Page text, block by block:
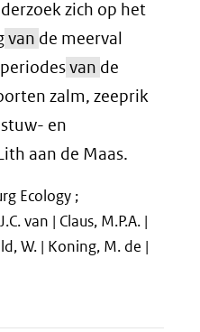
zich op het
van de meerval
van de
zalm, zeeprik
en
aan de Maas.
Ecology ;
van | Claus, M.P.A. |
W. | Koning, M. de |